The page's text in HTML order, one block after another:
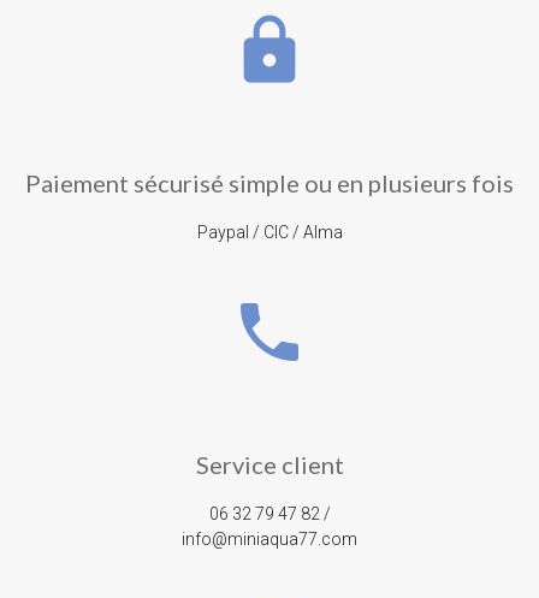
lock
Paiement sécurisé simple ou en plusieurs fois
Paypal / CIC / Alma
phone
Service client
06 32 79 47 82 /
info@miniaqua77.com